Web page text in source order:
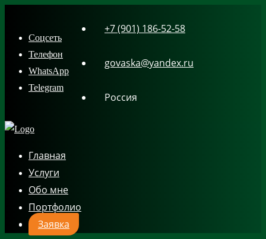
content
Соцсеть
Телефон
WhatsApp
Telegram
+7 (901) 186-52-58
govaska@yandex.ru
Россия
Главная
Услуги
Обо мне
Портфолио
Заявка